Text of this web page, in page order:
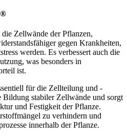
Zellwände der Pflanzen,
gegen Krankheiten,
werden. Es verbessert auch die
was besonders in
ist.
für die Zellteilung und -
Bildung stabiler Zellwände und sorgt
und Festigkeit der Pflanze.
zu verhindern und
innerhalb der Pflanze.